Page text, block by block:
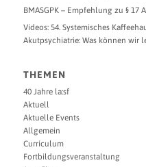
BMASGPK – Empfehlung zu § 17
Videos: 54. Systemisches
Akutpsychiatrie: Was können wir
THEMEN
40 Jahre la:sf
Aktuell
Aktuelle Events
Allgemein
Curriculum
Fortbildungsveranstaltung